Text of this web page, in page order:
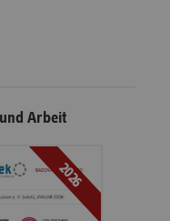
Arbeit
2026